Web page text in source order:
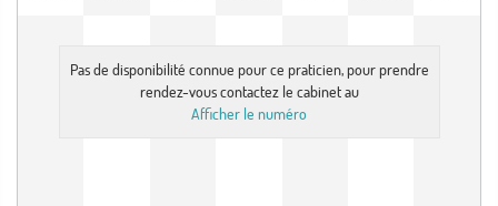
Pas de disponibilité connue pour ce praticien, pour prendre
rendez-vous contactez le cabinet au
Afficher le numéro